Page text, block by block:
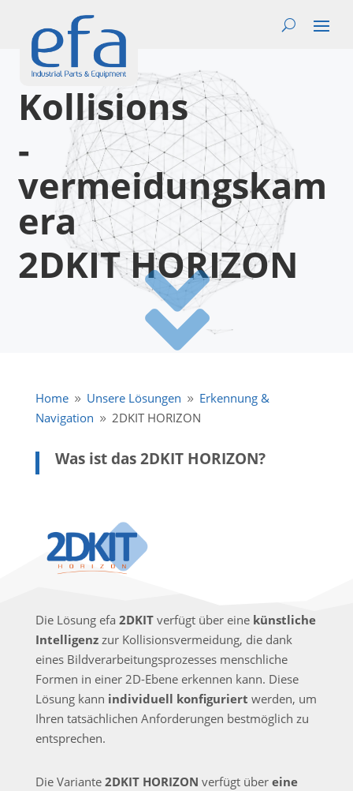
Kollisions
-
vermeidungskam
era
2DKIT HORIZON

Home 9 Unsere Lösungen 9 Erkennung &
Navigation 9 2DKIT HORIZON
Was ist das 2DKIT HORIZON?
Die Lösung efa 2DKITverfügt über eine künstliche
Intelligenzzur Kollisionsvermeidung, die dank
eines Bildverarbeitungsprozesses menschliche
Formen in einer 2D-Ebene erkennen kann. Diese
Lösung kann individuell konfiguriert werden, um
Ihren tatsächlichen Anforderungen bestmöglich zu
entsprechen.
Die Variante 2DKIT HORIZON verfügt über eine